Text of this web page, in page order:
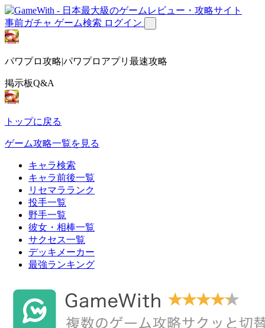
事前ガチャ ゲーム検索 ログイン
パワプロ攻略|パワプロアプリ最速攻略
掲示板Q&A
トップに戻る
ゲーム攻略一覧を見る
キャラ検索
キャラ前後一覧
リセマラランク
投手一覧
野手一覧
彼女・相棒一覧
サクセス一覧
デッキメーカー
最強ランキング